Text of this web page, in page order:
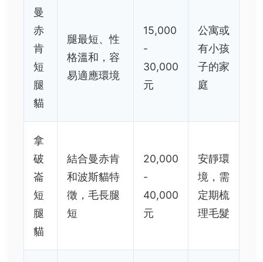
曼
赤
肯
短
腿
貓
腿最短、性
格溫和，容
易適應環境
15,000
-
30,000
元
公寓或
有小孩
子的家
庭
拿
破
崙
短
腿
貓
結合曼赤肯
和波斯貓特
徵，毛長腿
短
20,000
-
40,000
元
安靜環
境，需
定期梳
理毛髮